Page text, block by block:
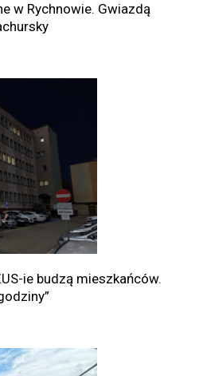
w Rychnowie. Gwiazdą
ie budzą mieszkańców.